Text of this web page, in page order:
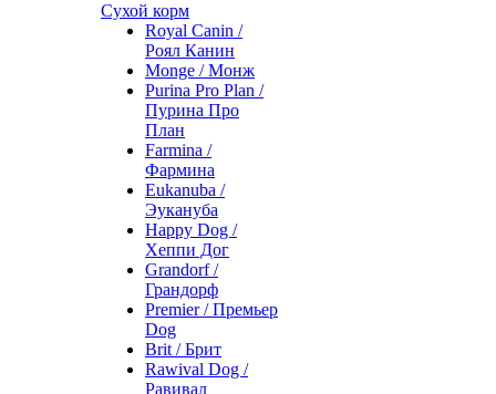
Сухой корм
Royal Canin /
Роял Канин
Monge / Монж
Purina Pro Plan /
Пурина Про
План
Farmina /
Фармина
Eukanuba /
Эукануба
Happy Dog /
Хеппи Дог
Grandorf /
Грандорф
Premier / Премьер
Dog
Brit / Брит
Rawival Dog /
Равивал